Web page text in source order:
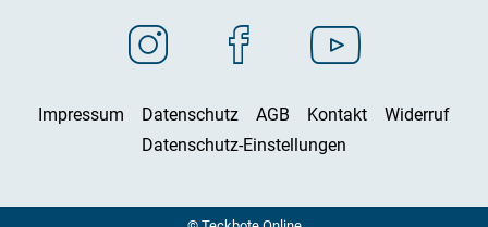
Impressum Datenschutz AGB Kontakt
Widerruf
Datenschutz-Einstellungen